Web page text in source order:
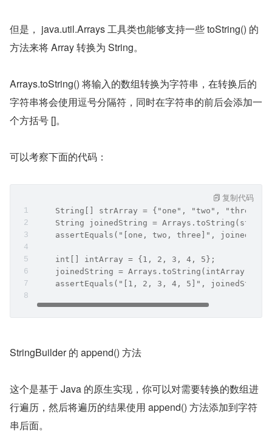
但是， java.util.Arrays 工具类也能够支持一些 toString() 的
方法来将 Array 转换为 String。
Arrays.toString() 将输入的数组转换为字符串，在转换后的
字符串将会使用逗号分隔符，同时在字符串的前后会添加一
个方括号 []。
可以考察下面的代码：
    String[] strArray = {"one", "two", "three"};
String joinedString =
assertEquals("[one, two, three]",
    int[] intArray = {1, 2, 3, 4, 5};
    joinedString = Arrays.toString(intArray);
assertEquals("[1, 2, 3, 4, 5]",
复制代码
StringBuilder 的 append() 方法
这个是基于 Java 的原生实现，你可以对需要转换的数组进
行遍历，然后将遍历的结果使用 append() 方法添加到字符
串后面。